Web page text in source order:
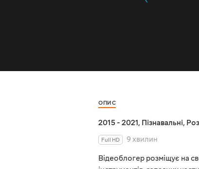
ОПИС
2015 - 2021, Пізнавальні,
Full HD
9 хвилин
Відеоблогер розміщує на